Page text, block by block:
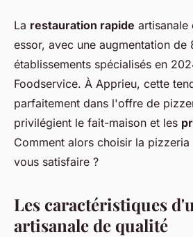
Les meilleures
artisanales à
emporter
Chloé•26 décembre 2025• 7 min de
La restauration rapide artisanale
essor, avec une augmentation de
établissements spécialisés en
Foodservice. À Apprieu, cette
parfaitement dans l'offre de
privilégient le fait-maison et les
Comment alors choisir la
vous satisfaire ?
Les caractéristiques
artisanale de qualité